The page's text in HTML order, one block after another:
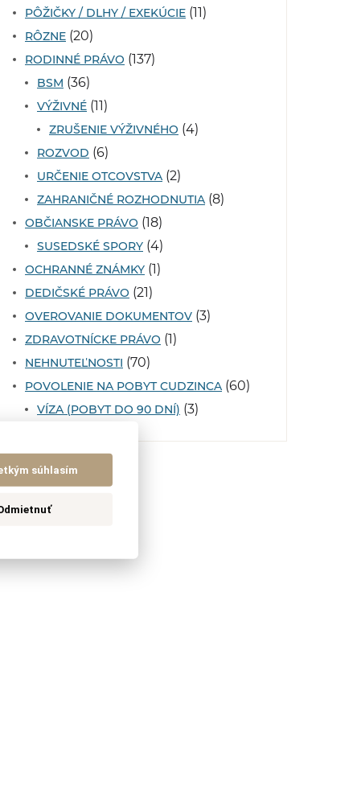
PÔŽIČKY / DLHY / EXEKÚCIE (11)
RÔZNE (20)
RODINNÉ PRÁVO (137)
BSM (36)
VÝŽIVNÉ (11)
ZRUŠENIE VÝŽIVNÉHO (4)
ROZVOD (6)
URČENIE OTCOVSTVA (2)
ZAHRANIČNÉ ROZHODNUTIA (8)
OBČIANSKE PRÁVO (18)
SUSEDSKÉ SPORY (4)
OCHRANNÉ ZNÁMKY (1)
DEDIČSKÉ PRÁVO (21)
OVEROVANIE DOKUMENTOV (3)
ZDRAVOTNÍCKE PRÁVO (1)
NEHNUTEĽNOSTI (70)
POVOLENIE NA POBYT CUDZINCA (60)
VÍZA (POBYT DO 90 DNÍ) (3)
súhlasím